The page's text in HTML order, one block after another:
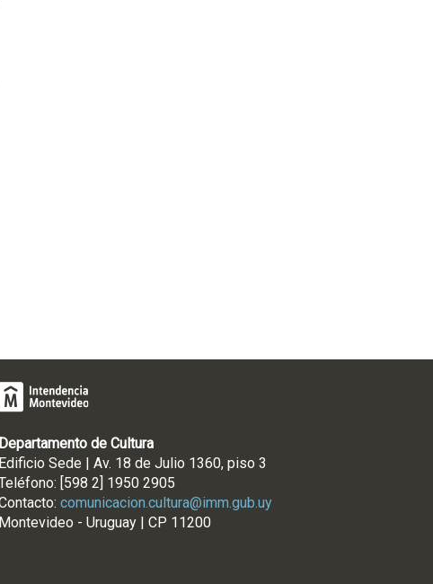
Departamento de Cultura
Edificio Sede | Av. 18 de Julio 1360, piso 3
[598 2] 1950 2905
comunicacion.cultura@imm.gub.uy
Montevideo - Uruguay | CP 11200